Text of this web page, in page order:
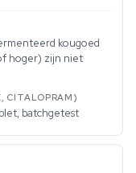
kougoed
hoger) zijn niet
batchgetest